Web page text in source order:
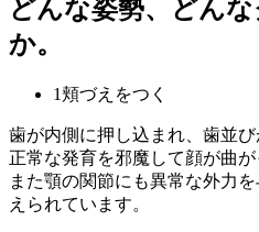
どんな姿勢、どん
か。
1頬づえをつく
歯が内側に押し込まれ、歯並
正常な発育を邪魔して顔が曲
また顎の関節にも異常な外力
えられています。